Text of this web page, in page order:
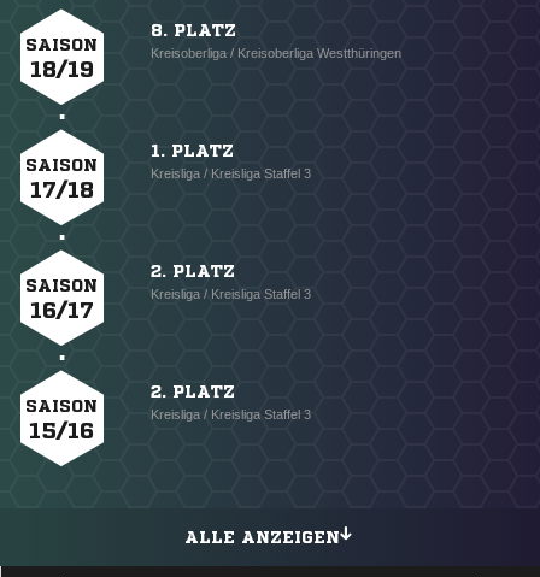
SAISON
18/19
8. PLATZ
Kreisoberliga / Kreisoberliga Westthüringen
SAISON
17/18
1. PLATZ
Kreisliga / Kreisliga Staffel 3
SAISON
16/17
2. PLATZ
Kreisliga / Kreisliga Staffel 3
SAISON
15/16
2. PLATZ
Kreisliga / Kreisliga Staffel 3
ALLE ANZEIGEN